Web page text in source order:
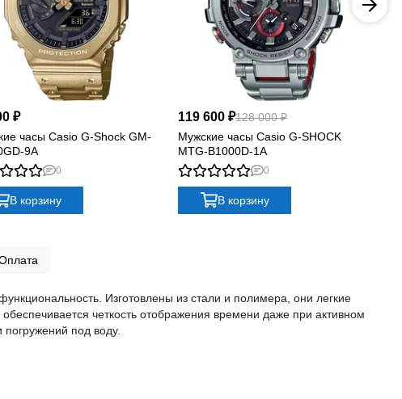
₽
часы Casio G-Shock GM-
9A
0
В корзину
119 600 ₽128 000 ₽
Мужские часы Casio G-SHOCK
MTG-B1000D-1A
0
В корзину
Изготовлены из стали и полимера, они легкие
четкость отображения времени даже при активном
под воду.